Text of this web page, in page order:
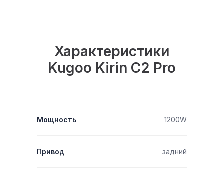
1200W
Мощность
задний
Привод
Характеристики
Kugoo Kirin С2 Pro